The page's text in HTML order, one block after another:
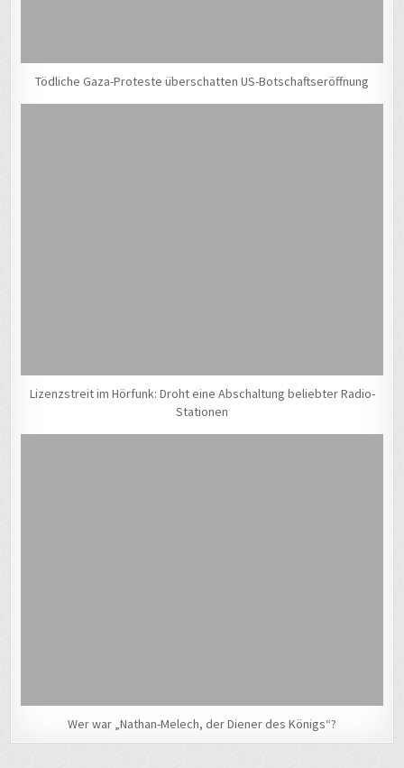
Tödliche Gaza-Proteste überschatten US-Botschaftseröffnung
Lizenzstreit im Hörfunk: Droht eine Abschaltung beliebter Radio-
Stationen
Wer war „Nathan-Melech, der Diener des Königs“?